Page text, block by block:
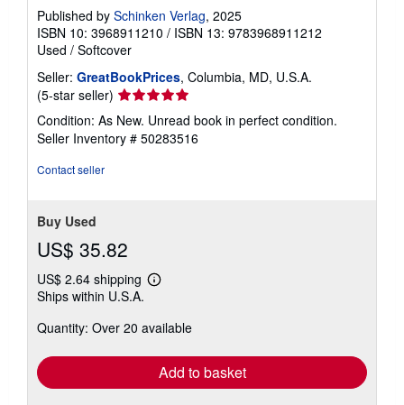
Published by Schinken Verlag, 2025
ISBN 10: 3968911210 / ISBN 13: 9783968911212
Used / Softcover
Seller: GreatBookPrices, Columbia, MD, U.S.A.
(5-star seller) Seller
rating
5
out
Condition: As New. Unread book in perfect condition.
Seller Inventory # 50283516
Contact seller
Buy Used
US$ 35.82
US$ 2.64 shipping
Learn
shipping
Ships within U.S.A.
Quantity: Over 20 available
Add to basket